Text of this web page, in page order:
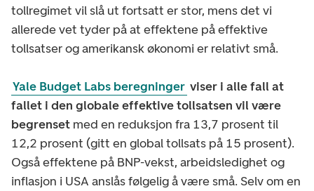
tollregimet vil slå ut fortsatt er stor, mens det vi
allerede vet tyder på at effektene på effektive
tollsatser og amerikansk økonomi er relativt små.
Yale Budget Labs beregninger viser i alle fall at
fallet i den globale effektive tollsatsen vil være
begrenset med en reduksjon fra 13,7 prosent til
12,2 prosent (gitt en global tollsats på 15 prosent).
Også effektene på BNP-vekst, arbeidsledighet og
inflasjon i USA anslås følgelig å være små. Selv om en